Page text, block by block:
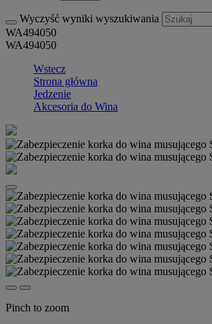
Wyczyść wyniki wyszukiwania
WA494050
WA494050
Wstecz
Strona główna
Jedzenie
Akcesoria do Wina
Pinch to zoom